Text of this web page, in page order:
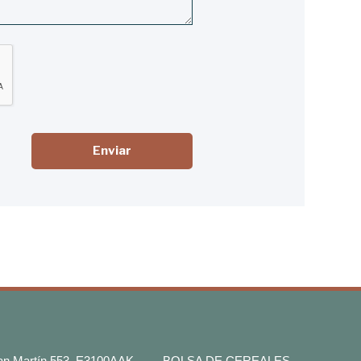
Enviar